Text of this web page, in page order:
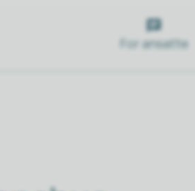
For ansatte